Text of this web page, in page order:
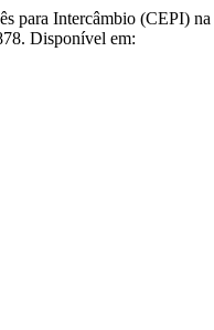
Intercâmbio (CEPI) na
Disponível em: